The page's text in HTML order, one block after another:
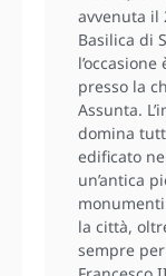
avvenuta il
Basilica di
presso la
Assunta.
domina
edificato
un’antica
la città,
sempre